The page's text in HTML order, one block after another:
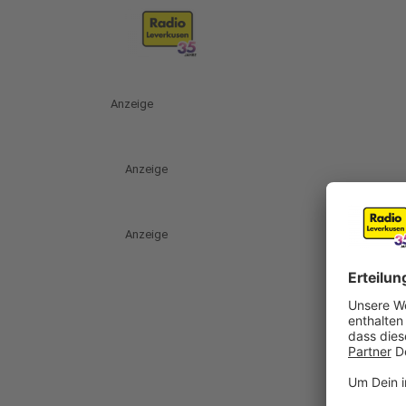
Anzeige
Anzeige
Anzeige